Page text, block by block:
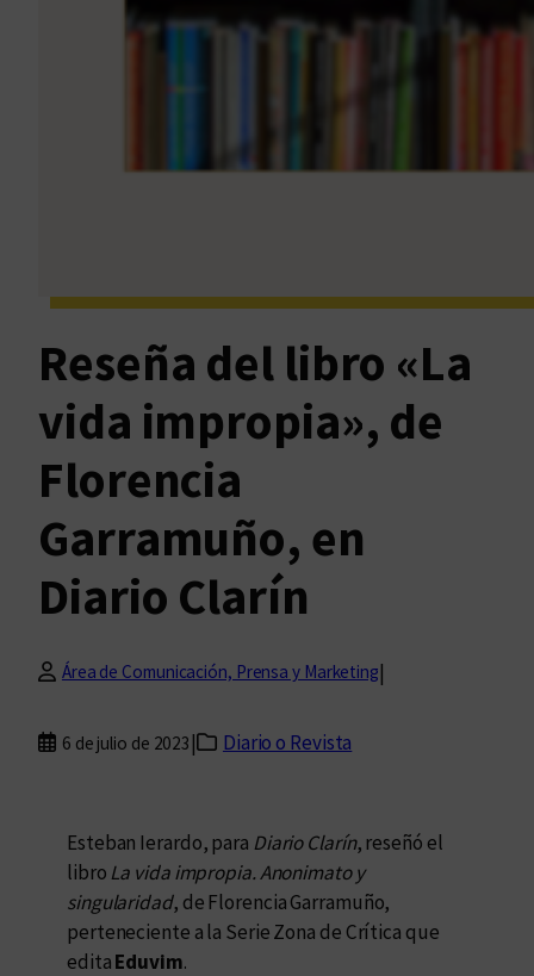
Reseña del libro «La
vida impropia», de
Florencia
Garramuño, en
Diario Clarín
Área de Comunicación, Prensa y Marketing|
6 de julio de 2023 | Diario o Revista
Esteban Ierardo, para Diario Clarín, reseñó el
libroLa vida impropia. Anonimato y
singularidad, de Florencia Garramuño,
perteneciente a la Serie Zona de Crítica que
editaEduvim.